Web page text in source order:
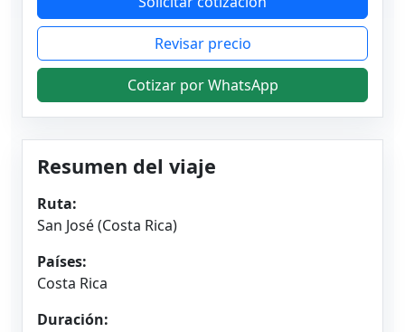
Resumen del viaje
Ruta:
San José (Costa Rica)
Países:
Costa Rica
Duración:
Revisar precio
Cotizar por WhatsApp